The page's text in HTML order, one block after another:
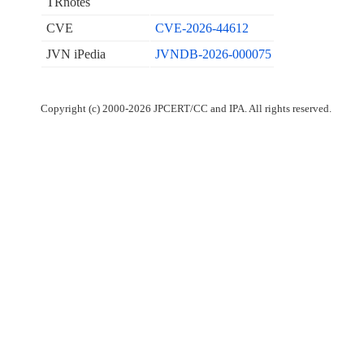
CVE
CVE-2026-44612
JVN iPedia
JVNDB-2026-000075
Copyright (c) 2000-2026 JPCERT/CC and IPA. All rights reserved.